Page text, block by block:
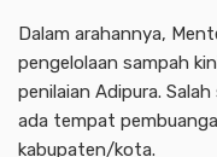
Dalam arahannya,
pengelolaan sampah
penilaian Adipura.
ada tempat
kabupaten/kota.